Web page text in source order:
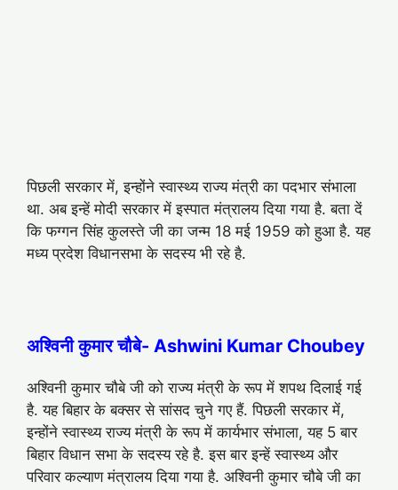
पिछली सरकार में, इन्होंने स्वास्थ्य राज्य मंत्री का पदभार संभाला
था. अब इन्हें मोदी सरकार में इस्पात मंत्रालय दिया गया है. बता दें
कि फग्गन सिंह कुलस्ते जी का जन्म 18 मई 1959 को हुआ है. यह
मध्य प्रदेश विधानसभा के सदस्य भी रहे है.
अश्विनी कुमार चौबे- Ashwini Kumar Choubey
अश्विनी कुमार चौबे जी को राज्य मंत्री के रूप में शपथ दिलाई गई
है. यह बिहार के बक्सर से सांसद चुने गए हैं. पिछली सरकार में,
इन्होंने स्वास्थ्य राज्य मंत्री के रूप में कार्यभार संभाला, यह 5 बार
बिहार विधान सभा के सदस्य रहे है. इस बार इन्हें स्वास्थ्य और
परिवार कल्याण मंत्रालय दिया गया है. अश्विनी कुमार चौबे जी का